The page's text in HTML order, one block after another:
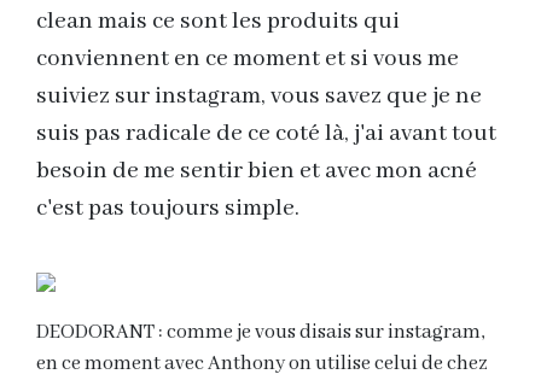
clean mais ce sont les produits qui
conviennent en ce moment et si vous me
suiviez sur instagram, vous savez que je ne
suis pas radicale de ce coté là, j'ai avant tout
besoin de me sentir bien et avec mon acné
c'est pas toujours simple.
DEODORANT : comme je vous disais sur instagram,
en ce moment avec Anthony on utilise celui de chez